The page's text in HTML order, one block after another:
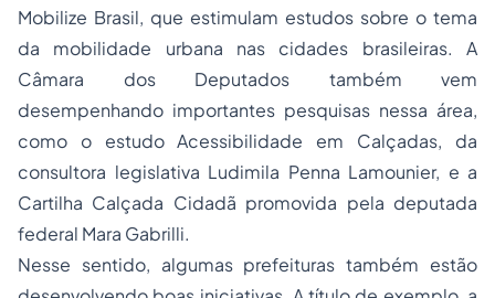
Mobilize Brasil, que estimulam estudos sobre o tema
da mobilidade urbana nas cidades brasileiras. A
Câmara dos Deputados também vem
desempenhando importantes pesquisas nessa área,
como o estudo Acessibilidade em Calçadas, da
consultora legislativa Ludimila Penna Lamounier, e a
Cartilha Calçada Cidadã promovida pela deputada
federal Mara Gabrilli.
Nesse sentido, algumas prefeituras também estão